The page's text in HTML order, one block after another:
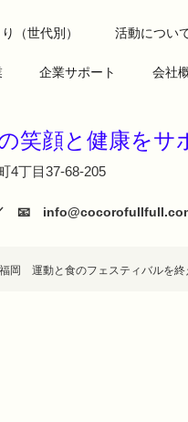
（世代別） 活動につい
企業サポート 会社
たの笑顔と健
4丁目37-68-205
／ 📧
福岡 運動と食のフェスティバルを終